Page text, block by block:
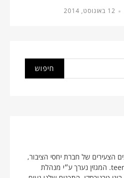
12 באוגוסט, 2014
הצעירים של חברת יחסי הציבור,
המתמחה בשיווק לנוער, teenk. המגזין נערך ע״י מנהלת